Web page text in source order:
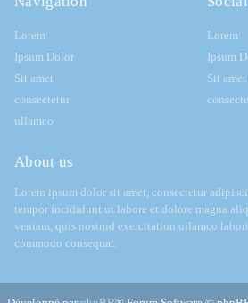
Lorem
Ipsum Dolor
Sit amet
consectetur
ullamco
Lorem
Ipsum
Sit amet
About us
Lorem ipsum dolor sit amet, consectetur
tempor incididunt ut labore et dolore magna
veniam, quis nostrud exercitation ullamco
commodo consequat.